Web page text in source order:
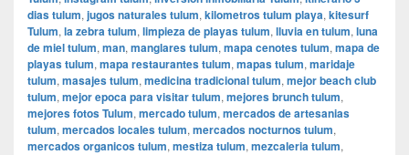
dias tulum, jugos naturales tulum, kilometros tulum playa, kitesurf
Tulum, la zebra tulum, limpieza de playas tulum, lluvia en tulum, luna
de miel tulum, man, manglares tulum, mapa cenotes tulum, mapa de
playas tulum, mapa restaurantes tulum, mapas tulum, maridaje
tulum, masajes tulum, medicina tradicional tulum, mejor beach club
tulum, mejor epoca para visitar tulum, mejores brunch tulum,
mejores fotos Tulum, mercado tulum, mercados de artesanias
tulum, mercados locales tulum, mercados nocturnos tulum,
mercados organicos tulum, mestiza tulum, mezcaleria tulum,